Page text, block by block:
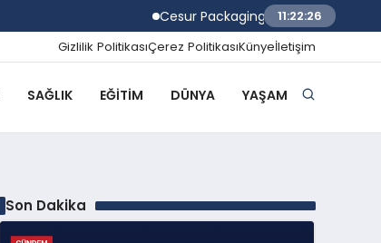
Cesur Packaging, Mısır’daki Üretim
11:22:27
Gizlilik PolitikasıÇerez PolitikasıKünyeİletişim
SAĞLIK EĞITIM DÜNYA YAŞAM
Son Dakika